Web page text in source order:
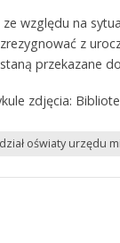
względu na
z
przekazane
zdjęcia:
oświaty urzędu